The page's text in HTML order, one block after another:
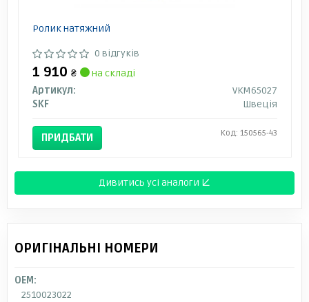
Ролик натяжний
0 відгуків
1 910 ₴
на складі
Артикул:
VKM65027
SKF
Швеція
ПРИДБАТИ Код: 150565-43
Дивитись усі аналоги ↓
ОРИГІНАЛЬНІ НОМЕРИ
OEM:
2510023022